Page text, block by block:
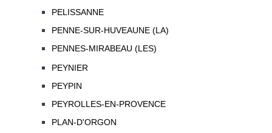
PELISSANNE
PENNE-SUR-HUVEAUNE (LA)
PENNES-MIRABEAU (LES)
PEYNIER
PEYPIN
PEYROLLES-EN-PROVENCE
PLAN-D'ORGON